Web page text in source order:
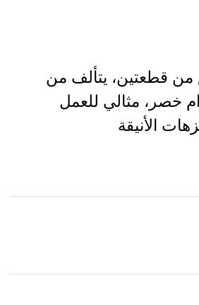
من قطعتين، يتألف من
خصر، مثالي للعمل
الأنيقة